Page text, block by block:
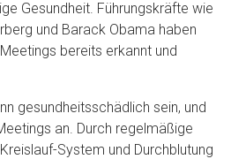
Gesundheit. Führungskräfte wie
und Barack Obama haben
bereits erkannt und
gesundheitsschädlich sein, und
an. Durch regelmäßige
System und Durchblutung